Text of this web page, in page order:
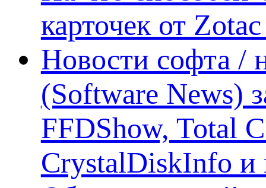
карточек от
Новости софта /
(Software News)
FFDShow, Total
CrystalDiskInfo и